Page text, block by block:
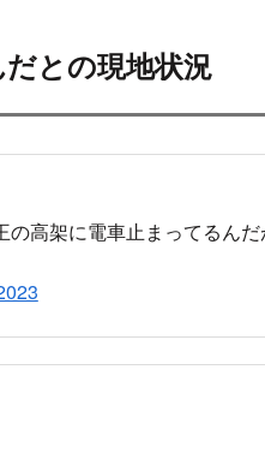
との現地状況
の高架に電車止まってるん